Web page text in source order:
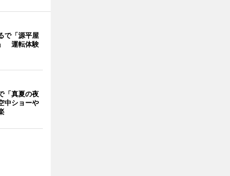
で「源平屋
運転体験
「真夏の夜
中ショーや